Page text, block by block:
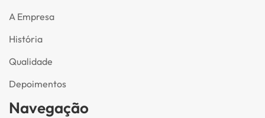
A Empresa
História
Qualidade
Depoimentos
Navegação